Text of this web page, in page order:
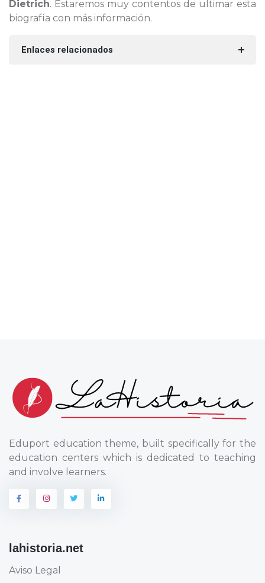
Dietrich. Estaremos muy contentos de ultimar esta
biografía con más información.
Enlaces relacionados
Eduport education theme, built specifically for the
education centers which is dedicated to teaching
and involve learners.
lahistoria.net
Aviso Legal